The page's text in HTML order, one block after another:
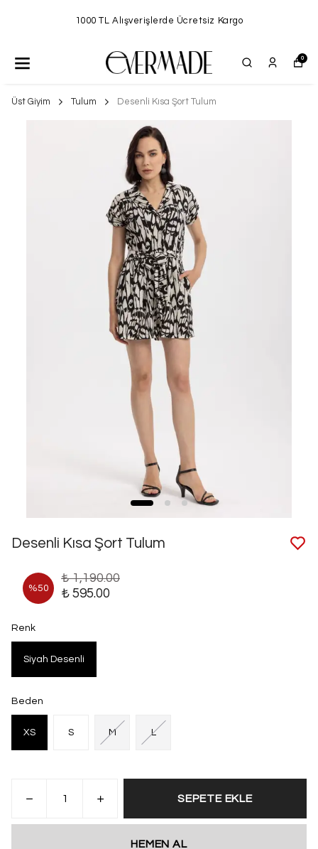
1000 TL Alışverişlerde Ücretsiz Kargo
0
Üst Giyim Tulum Desenli Kısa Şort Tulum
Desenli Kısa Şort Tulum
%50
₺ 1,190.00
₺ 595.00
Renk
Siyah Desenli
Beden
XS S M L
SEPETE EKLE
HEMEN AL